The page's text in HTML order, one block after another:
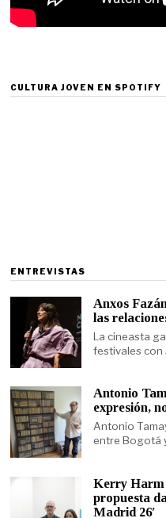
CULTURA JOVEN EN SPOTIFY
ENTREVISTAS
Anxos
las
La cineasta
festivales con
Antonio
expresión,
Antonio
entre Bogotá
Kerry Harm
propuesta
Madrid 26′